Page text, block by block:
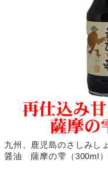
九州、鹿児島のさしみ
醤油 薩摩の雫（300ml